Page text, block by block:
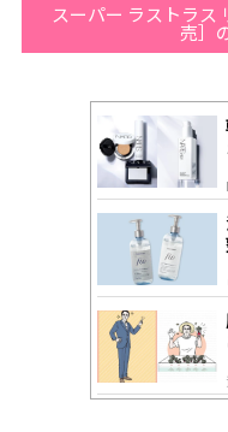
スーパー ラストラス
売］